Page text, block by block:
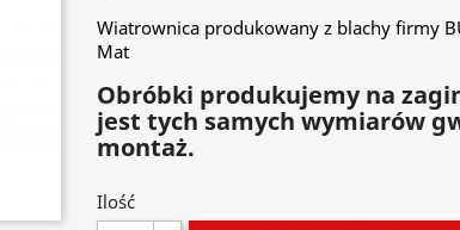
Wiatrownica produkowany z blachy firmy
Mat
Obróbki produkujemy na
jest tych samych wymiarów
montaż.
Ilość